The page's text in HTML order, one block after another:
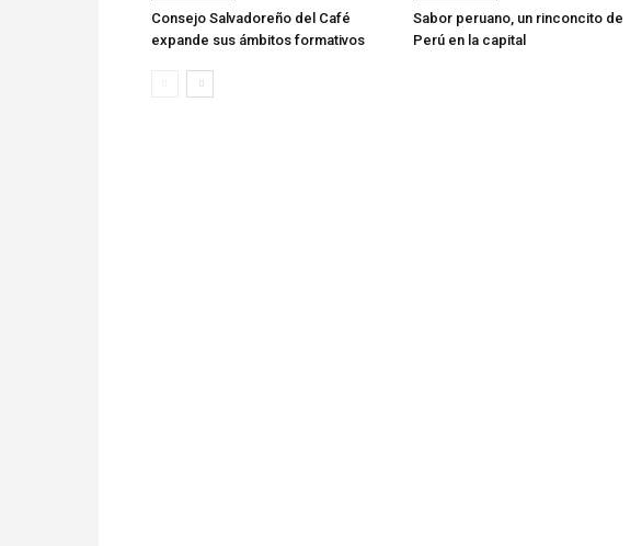
Consejo Salvadoreño del Café
expande sus ámbitos formativos
Sabor peruano, un rinconcito de
Perú en la capital